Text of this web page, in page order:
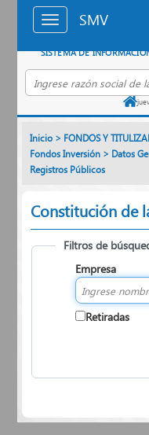
Saltar al contenido principal
SISTEMA DE
Buscar empresa por razón
SMV
Inicio > FONDOS Y
Fondos Inversión > Datos
Registros Públicos
Constitución de
Filtros de
Empresa
Retiradas